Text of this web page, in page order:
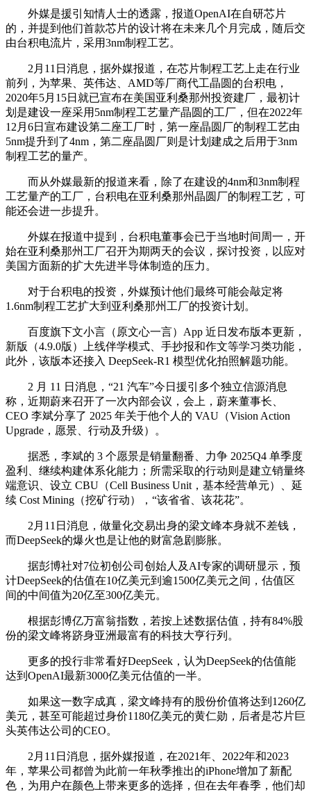
外媒是援引知情人士的透露，报道OpenAI在自研芯片
的，并提到他们首款芯片的设计将在未来几个月完成，随后交
由台积电流片，采用3nm制程工艺。
2月11日消息，据外媒报道，在芯片制程工艺上走在行业
前列，为苹果、英伟达、AMD等厂商代工晶圆的台积电，
2020年5月15日就已宣布在美国亚利桑那州投资建厂，最初计
划是建设一座采用5nm制程工艺量产晶圆的工厂，但在2022年
12月6日宣布建设第二座工厂时，第一座晶圆厂的制程工艺由
5nm提升到了4nm，第二座晶圆厂则是计划建成之后用于3nm
制程工艺的量产。
而从外媒最新的报道来看，除了在建设的4nm和3nm制程
工艺量产的工厂，台积电在亚利桑那州晶圆厂的制程工艺，可
能还会进一步提升。
外媒在报道中提到，台积电董事会已于当地时间周一，开
始在亚利桑那州工厂召开为期两天的会议，探讨投资，以应对
美国方面新的扩大先进半导体制造的压力。
对于台积电的投资，外媒预计他们最终可能会敲定将
1.6nm制程工艺扩大到亚利桑那州工厂的投资计划。
百度旗下文小言（原文心一言）App 近日发布版本更新，
新版（4.9.0版）上线伴学模式、手抄报和作文等学习类功能，
此外，该版本还接入 DeepSeek-R1 模型优化拍照解题功能。
2 月 11 日消息，“21 汽车”今日援引多个独立信源消息
称，近期蔚来召开了一次内部会议，会上，蔚来董事长、
CEO 李斌分享了 2025 年关于他个人的 VAU（Vision Action
Upgrade，愿景、行动及升级）。
据悉，李斌的 3 个愿景是销量翻番、力争 2025Q4 单季度
盈利、继续构建体系化能力；所需采取的行动则是建立销量终
端意识、设立 CBU（Cell Business Unit，基本经营单元）、延
续 Cost Mining（挖矿行动），“该省省、该花花”。
2月11日消息，做量化交易出身的梁文峰本身就不差钱，
而DeepSeek的爆火也是让他的财富急剧膨胀。
据彭博社对7位初创公司创始人及AI专家的调研显示，预
计DeepSeek的估值在10亿美元到逾1500亿美元之间，估值区
间的中间值为20亿至300亿美元。
根据彭博亿万富翁指数，若按上述数据估值，持有84%股
份的梁文峰将跻身亚洲最富有的科技大亨行列。
更多的投行非常看好DeepSeek，认为DeepSeek的估值能
达到OpenAI最新3000亿美元估值的一半。
如果这一数字成真，梁文峰持有的股份价值将达到1260亿
美元，甚至可能超过身价1180亿美元的黄仁勋，后者是芯片巨
头英伟达公司的CEO。
2月11日消息，据外媒报道，在2021年、2022年和2023
年，苹果公司都曾为此前一年秋季推出的iPhone增加了新配
色，为用户在颜色上带来更多的选择，但在去年春季，他们却